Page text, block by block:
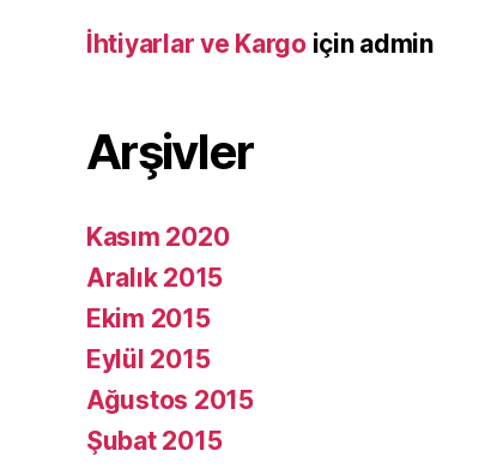
İhtiyarlar ve Kargoiçin admin
Arşivler
Kasım 2020
Aralık 2015
Ekim 2015
Eylül 2015
Ağustos 2015
Şubat 2015